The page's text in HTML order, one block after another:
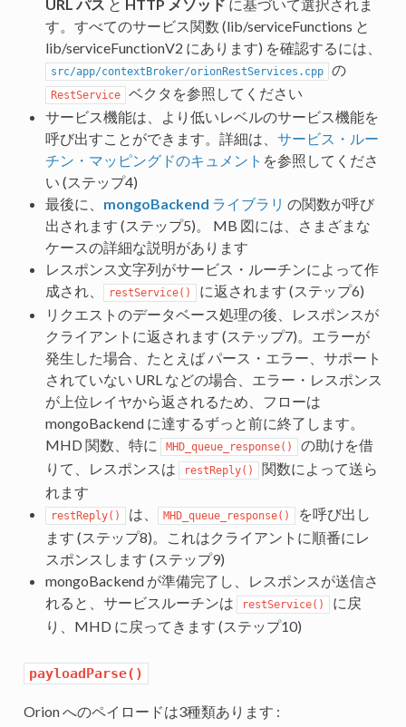
URL パス と HTTP メソッド に基づいて選択されま
す。すべてのサービス関数 (lib/serviceFunctions と
lib/serviceFunctionV2 にあります) を確認するには、
src/app/contextBroker/orionRestServices.cpp の
RestService
ベクタを参照してください
サービス機能は、より低いレベルのサービス機能を
呼び出すことができます。詳細は、 サービス・ルー
チン・マッピングドのキュメント を参照してくださ
い (ステップ4)
最後に、 mongoBackend ライブラリ の関数が呼び
出されます (ステップ5)。 MB 図には、さまざまな
ケースの詳細な説明があります
レスポンス文字列がサービス・ルーチンによって作
成され、
restService()
に返されます (ステップ6)
リクエストのデータベース処理の後、レスポンスが
クライアントに返されます (ステップ7)。エラーが
発生した場合、たとえば パース・エラー、サポート
されていない URL などの場合、エラー・レスポンス
が上位レイヤから返されるため、フローは
mongoBackend に達するずっと前に終了します。
MHD 関数、特に
MHD_queue_response()
の助けを借
りて、レスポンスは
restReply()
関数によって送ら
れます
restReply() は、 MHD_queue_response()
を呼び出し
ます (ステップ8)。これはクライアントに順番にレ
スポンスします (ステップ9)
mongoBackend が準備完了し、レスポンスが送信さ
れると、サービスルーチンは
restService()
に戻
り、MHD に戻ってきます (ステップ10)
payloadParse()
Orion へのペイロードは3種類あります :